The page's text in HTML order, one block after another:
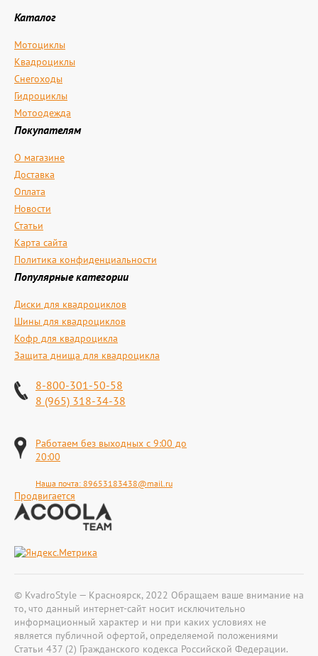
Каталог
Мотоциклы
Квадроциклы
Снегоходы
Гидроциклы
Мотоодежда
Покупателям
О магазине
Доставка
Оплата
Новости
Статьи
Карта сайта
Политика конфиденциальности
Популярные категории
Диски для квадроциклов
Шины для квадроциклов
Кофр для квадроцикла
Защита днища для квадроцикла
8-800-301-50-58
8 (965) 318-34-38
Работаем без выходных с 9:00 до
20:00
Наша почта: 89653183438@mail.ru
Продвигается
© KvadroStyle — Красноярск, 2022 Обращаем ваше внимание на
то, что данный интернет-сайт носит исключительно
информационный характер и ни при каких условиях не
является публичной офертой, определяемой положениями
Статьи 437 (2) Гражданского кодекса Российской Федерации.